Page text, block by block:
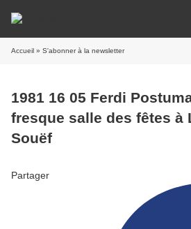
Accueil » S'abonner à la newsletter
1981 16 05 Ferdi
fresque salle des fêtes à
Souëf
Partager